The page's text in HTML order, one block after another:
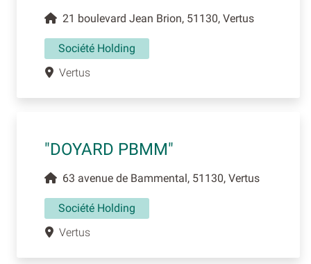
21 boulevard Jean Brion, 51130, Vertus
Société Holding
Vertus
"DOYARD PBMM"
63 avenue de Bammental, 51130, Vertus
Société Holding
Vertus